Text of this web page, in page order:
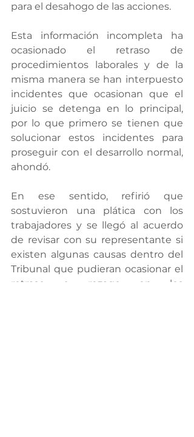
para el desahogo de las acciones.
Esta información incompleta ha
ocasionado el retraso de
procedimientos laborales y de la
misma manera se han interpuesto
incidentes que ocasionan que el
juicio se detenga en lo principal,
por lo que primero se tienen que
solucionar estos incidentes para
proseguir con el desarrollo normal,
ahondó.
En ese sentido, refirió que
sostuvieron una plática con los
trabajadores y se llegó al acuerdo
de revisar con su representante si
existen algunas causas dentro del
Tribunal que pudieran ocasionar el
retraso o rezago en los